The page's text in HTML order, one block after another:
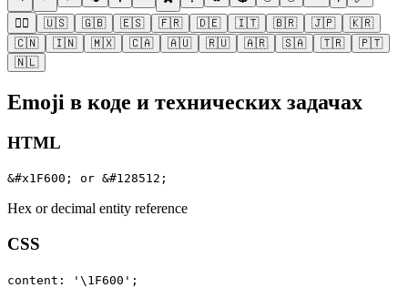
🏳️‍🌈
🇺🇸 🇬🇧 🇪🇸 🇫🇷 🇩🇪 🇮🇹 🇧🇷 🇯🇵
🇰🇷
🇨🇳
🇮🇳 🇲🇽 🇨🇦 🇦🇺 🇷🇺 🇦🇷 🇸🇦 🇹🇷
🇵🇹
🇳🇱
Emoji в коде и технических задачах
HTML
&#x1F600; or &#128512;
Hex or decimal entity reference
CSS
content: '\1F600';